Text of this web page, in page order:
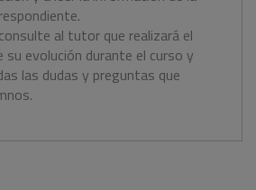
al tutor que realizará el
su evolución durante el curso y
las dudas y preguntas que